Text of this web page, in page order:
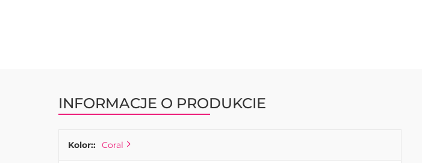
INFORMACJE O PRODUKCIE
Kolor:: Coral